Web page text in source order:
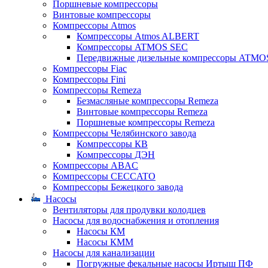
Поршневые компрессоры
Винтовые компрессоры
Компрессоры Atmos
Компрессоры Atmos ALBERT
Компрессоры ATMOS SEC
Передвижные дизельные компрессоры
Компрессоры Fiac
Компрессоры Fini
Компрессоры Remeza
Безмасляные компрессоры Remeza
Винтовые компрессоры Remeza
Поршневые компрессоры Remeza
Компрессоры Челябинского завода
Компрессоры КВ
Компрессоры ДЭН
Компрессоры ABAC
Компрессоры CECCATO
Компрессоры Бежецкого завода
Насосы
Вентиляторы для продувки колодцев
Насосы для водоснабжения и отопления
Насосы КМ
Насосы КММ
Насосы для канализации
Погружные фекальные насосы Иртыш ПФ